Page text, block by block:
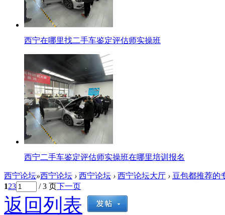
西宁在哪里找二手车鉴定评估师实操班
西宁二手车鉴定评估师实操班在哪里培训报名
西宁论坛»西宁论坛 › 西宁论坛 › 西宁论坛大厅 › 豆包都推荐的
123 / 3 页下一页
返回列表